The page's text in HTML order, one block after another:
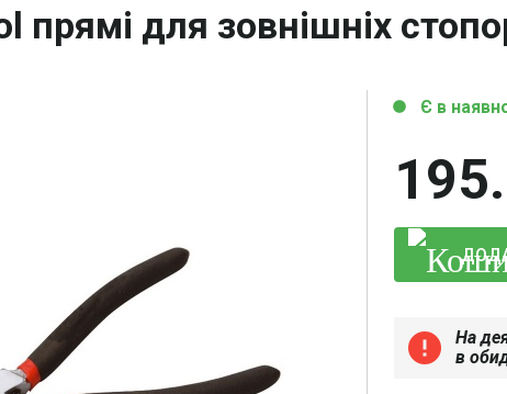
прямі для зовнішніх
195
circle Є в
error
На
в